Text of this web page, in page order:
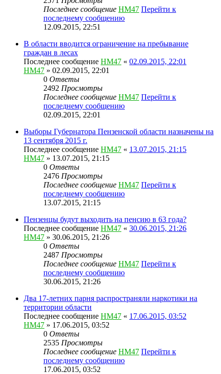
Последнее сообщение HM47 Перейти к
последнему сообщению
12.09.2015, 22:51
В области вводится ограничение на пребывание
граждан в лесах
Последнее сообщение HM47 « 02.09.2015, 22:01
HM47 » 02.09.2015, 22:01
0 Ответы
2492 Просмотры
Последнее сообщение HM47 Перейти к
последнему сообщению
02.09.2015, 22:01
Выборы Губернатора Пензенской области назначены на
13 сентября 2015 г.
Последнее сообщение HM47 « 13.07.2015, 21:15
HM47 » 13.07.2015, 21:15
0 Ответы
2476 Просмотры
Последнее сообщение HM47 Перейти к
последнему сообщению
13.07.2015, 21:15
Пензенцы будут выходить на пенсию в 63 года?
Последнее сообщение HM47 « 30.06.2015, 21:26
HM47 » 30.06.2015, 21:26
0 Ответы
2487 Просмотры
Последнее сообщение HM47 Перейти к
последнему сообщению
30.06.2015, 21:26
Два 17-летних парня распространяли наркотики на
территории области
Последнее сообщение HM47 « 17.06.2015, 03:52
HM47 » 17.06.2015, 03:52
0 Ответы
2535 Просмотры
Последнее сообщение HM47 Перейти к
последнему сообщению
17.06.2015, 03:52